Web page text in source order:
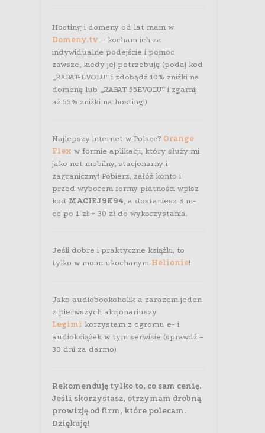
Hosting i domeny od lat mam w
Domeny.tv – kocham ich za
indywidualne podejście i pomoc
zawsze, kiedy jej potrzebuję (podaj kod
„RABAT-EVOLU” i zdobądź 10% zniżki na
domenę lub „RABAT-55EVOLU” i zgarnij
aż 55% zniżki na hosting!)
Najlepszy internet w Polsce? Orange
Flex w formie aplikacji, który służy mi
jako net mobilny, stacjonarny i
zagraniczny! Pobierz, załóż konto i
przed wyborem formy płatności wpisz
kod MACIEJ9K94, a dostaniesz 3 m-
ce po 1 zł + 30 zł do wykorzystania.
Jeśli dobre i praktyczne książki, to
tylko w moim ukochanym Helionie!
Jako audiobookoholik a zarazem jeden
z pierwszych akcjonariuszy
Legimi korzystam z ogromu e- i
audioksiążek w tym serwisie (sprawdź –
30 dni za darmo).
Rekomenduję tylko to, co sam cenię.
Jeśli skorzystasz, otrzymam drobną
prowizję od firm, które polecam.
Dziękuję!